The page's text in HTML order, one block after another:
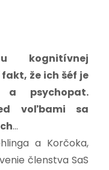
kognitívnej
že ich šéf je
a psychopat.
voľbami sa
…
a Korčoka,
členstva SaS